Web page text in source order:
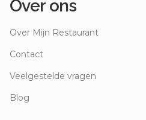
Over ons
Over Mijn Restaurant
Contact
Veelgestelde vragen
Blog